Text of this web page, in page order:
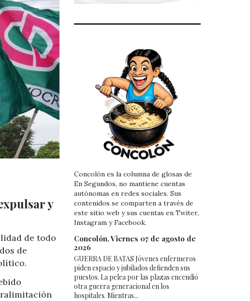
y
de todo
de
Concolón es la columna de glosas de
En Segundos, no mantiene cuentas
autónomas en redes sociales. Sus
contenidos se comparten a través de
este sitio web y sus cuentas en Twiter,
Instagram y Facebook.
Concolón, Viernes 07 de agosto de
2026
GUERRA DE BATAS Jóvenes enfermeros
piden espacio y jubilados defienden sus
puestos. La pelea por las plazas encendió
otra guerra generacional en los
hospitales. Mientras...